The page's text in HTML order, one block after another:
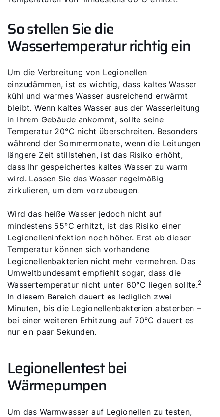
So stellen Sie die
Wassertemperatur richtig ein
Um die Verbreitung von Legionellen
einzudämmen, ist es wichtig, dass kaltes Wasser
kühl und warmes Wasser ausreichend erwärmt
bleibt. Wenn kaltes Wasser aus der Wasserleitung
in Ihrem Gebäude ankommt, sollte seine
Temperatur 20°C nicht überschreiten. Besonders
während der Sommermonate, wenn die Leitungen
längere Zeit stillstehen, ist das Risiko erhöht,
dass Ihr gespeichertes kaltes Wasser zu warm
wird. Lassen Sie das Wasser regelmäßig
zirkulieren, um dem vorzubeugen.
Wird das heiße Wasser jedoch nicht auf
mindestens 55°C erhitzt, ist das Risiko einer
Legionelleninfektion noch höher. Erst ab dieser
Temperatur können sich vorhandene
Legionellenbakterien nicht mehr vermehren. Das
Umweltbundesamt empfiehlt sogar, dass die
Wassertemperatur nicht unter 60°C liegen sollte.2
In diesem Bereich dauert es lediglich zwei
Minuten, bis die Legionellenbakterien absterben –
bei einer weiteren Erhitzung auf 70°C dauert es
nur ein paar Sekunden.
Legionellentest bei
Wärmepumpen
Um das Warmwasser auf Legionellen zu testen,